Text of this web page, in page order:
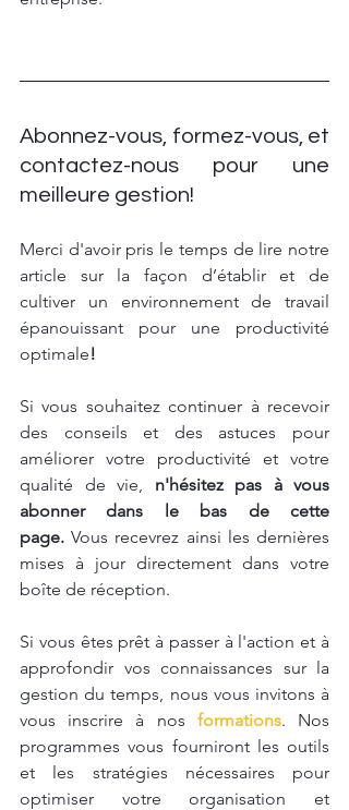
Abonnez-vous, formez-vous, et
contactez-nous pour une
meilleure gestion!
Merci d'avoir pris le temps de lire notre
article sur la façon d’établir et de
cultiver un environnement de travail
épanouissant pour une productivité
optimale!
Si vous souhaitez continuer à recevoir
des conseils et des astuces pour
améliorer votre productivité et votre
qualité de vie, n'hésitez pas à vous
abonner dans le bas de cette
page. Vous recevrez ainsi les dernières
mises à jour directement dans votre
boîte de réception.
Si vous êtes prêt à passer à l'action et à
approfondir vos connaissances sur la
gestion du temps, nous vous invitons à
vous inscrire à nos formations. Nos
programmes vous fourniront les outils
et les stratégies nécessaires pour
optimiser votre organisation et